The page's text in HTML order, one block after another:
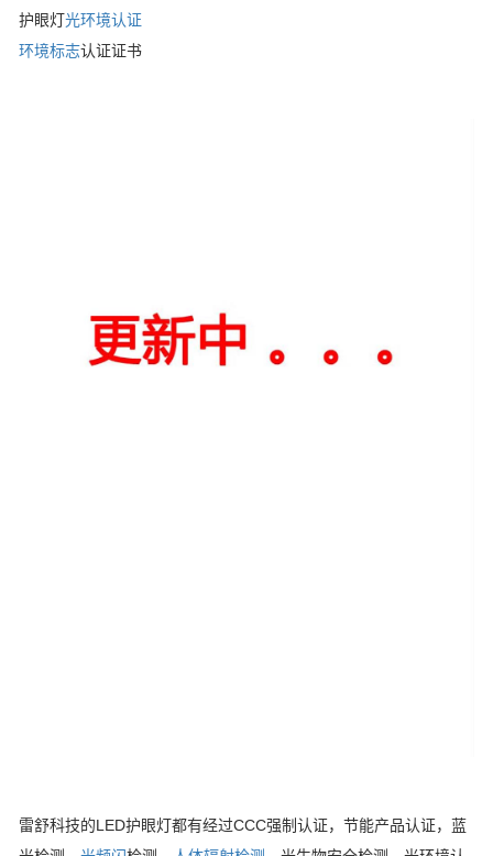
护眼灯光环境认证
环境标志认证证书
雷舒科技的LED护眼灯都有经过CCC强制认证，节能产品认证，蓝